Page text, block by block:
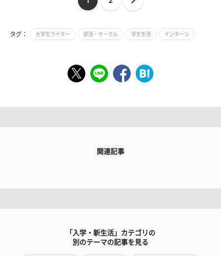
タグ： 大学生ライター 部活・サークル 学生生活 インターン
関連記事
「入学・新生活」カテゴリの
別のテーマの記事を見る